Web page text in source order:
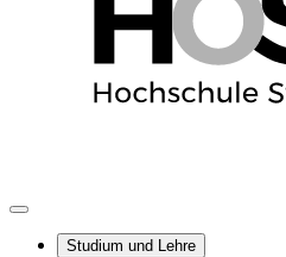
Studium und Lehre